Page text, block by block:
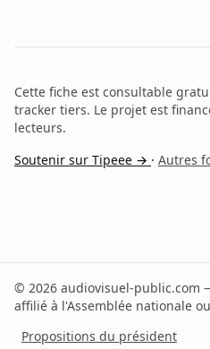
Cette fiche est consultable
tracker tiers. Le projet est
lecteurs.
Soutenir sur Tipeee → · Autres
© 2026 audiovisuel-public.com
affilié à l'Assemblée nationale
Propositions du président